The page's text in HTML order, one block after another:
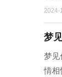
2024-
梦
梦见
情相